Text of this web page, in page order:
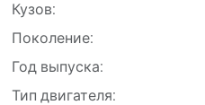
Кузов:
Поколение:
Год выпуска:
Тип двигателя: